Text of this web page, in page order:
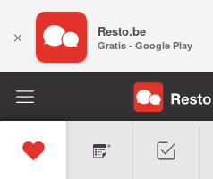
× Resto.be
Gratis - Google Play